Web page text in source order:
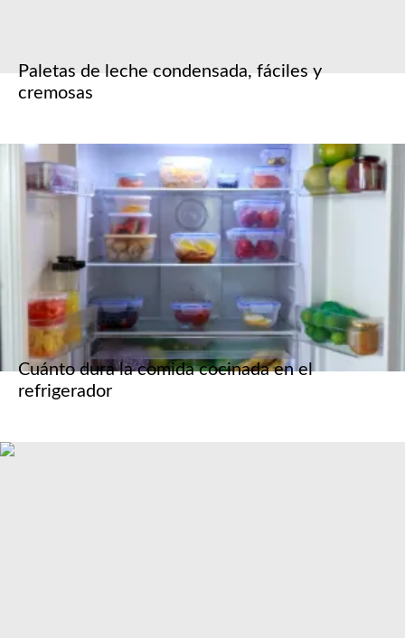
Paletas de leche condensada, fáciles y
cremosas
Cuánto dura la comida cocinada en el
refrigerador